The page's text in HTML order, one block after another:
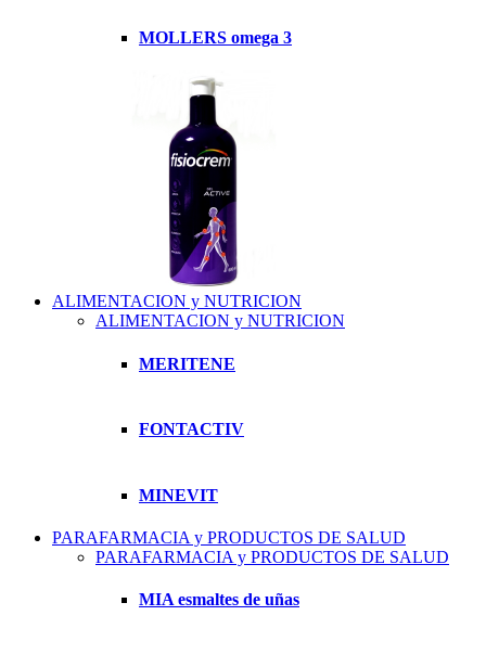
MOLLERS omega 3
ALIMENTACION y NUTRICION
ALIMENTACION y NUTRICION
MERITENE
FONTACTIV
MINEVIT
PARAFARMACIA y PRODUCTOS DE SALUD
PARAFARMACIA y PRODUCTOS DE SALUD
MIA esmaltes de uñas